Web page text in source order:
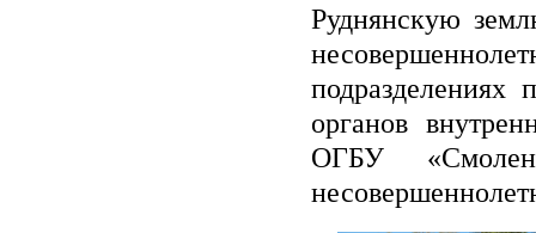
Руднянскую
подразделениях
органов
ОГБУ